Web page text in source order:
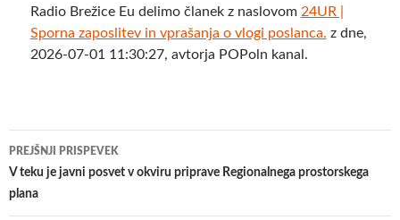
Radio Brežice Eu delimo članek z naslovom 24UR |
Sporna zaposlitev in vprašanja o vlogi poslanca. z dne,
2026-07-01 11:30:27, avtorja POPoln kanal.
Krmarjenje
po
prispevkih
PREJŠNJI PRISPEVEK
V teku je javni posvet v okviru priprave Regionalnega prostorskega
plana